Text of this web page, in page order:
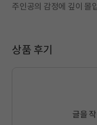
주인공의 감정에 깊이 몰
상품 후기
글을